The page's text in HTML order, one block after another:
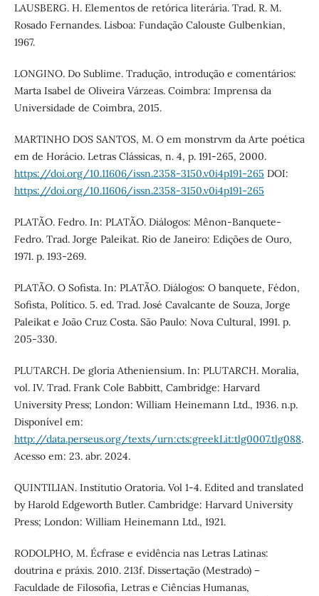
LAUSBERG. H. Elementos de retórica literária. Trad. R. M.
Rosado Fernandes. Lisboa: Fundação Calouste Gulbenkian,
1967.
LONGINO. Do Sublime. Tradução, introdução e comentários:
Marta Isabel de Oliveira Várzeas. Coimbra: Imprensa da
Universidade de Coimbra, 2015.
MARTINHO DOS SANTOS, M. O em monstrvm da Arte poética
em de Horácio. Letras Clássicas, n. 4, p. 191-265, 2000.
https://doi.org/10.11606/issn.2358-3150.v0i4p191-265 DOI:
https://doi.org/10.11606/issn.2358-3150.v0i4p191-265
PLATÃO. Fedro. In: PLATÃO. Diálogos: Mênon-Banquete-
Fedro. Trad. Jorge Paleikat. Rio de Janeiro: Edições de Ouro,
1971. p. 193-269.
PLATÃO. O Sofista. In: PLATÃO. Diálogos: O banquete, Fédon,
Sofista, Político. 5. ed. Trad. José Cavalcante de Souza, Jorge
Paleikat e João Cruz Costa. São Paulo: Nova Cultural, 1991. p.
205-330.
PLUTARCH. De gloria Atheniensium. In: PLUTARCH. Moralia,
vol. IV. Trad. Frank Cole Babbitt, Cambridge: Harvard
University Press; London: William Heinemann Ltd., 1936. n.p.
Disponível em:
http://data.perseus.org/texts/urn:cts:greekLit:tlg0007.tlg088.
Acesso em: 23. abr. 2024.
QUINTILIAN. Institutio Oratoria. Vol 1-4. Edited and translated
by Harold Edgeworth Butler. Cambridge: Harvard University
Press; London: William Heinemann Ltd., 1921.
RODOLPHO, M. Écfrase e evidência nas Letras Latinas:
doutrina e práxis. 2010. 213f. Dissertação (Mestrado) –
Faculdade de Filosofia, Letras e Ciências Humanas,